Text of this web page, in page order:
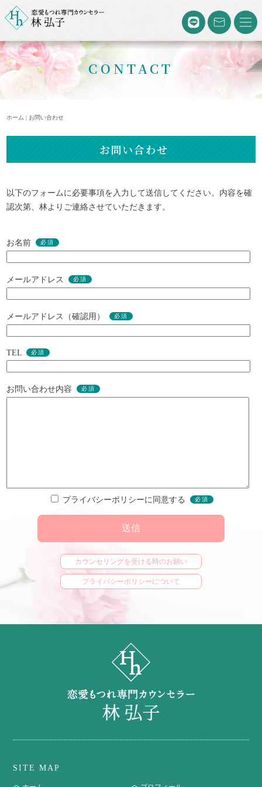
CONTACT
ホーム | お問い合わせ
お問い合わせ
以下のフォームに必要事項を入力して送信してください。内容を確
認次第、林よりご連絡させていただきます。
お名前
メールアドレス
メールアドレス（確認用）
TEL
お問い合わせ内容
プライバシーポリシーに同意する
カウンセリングを受ける時のお願い
プライバシーポリシーについて
SITE MAP